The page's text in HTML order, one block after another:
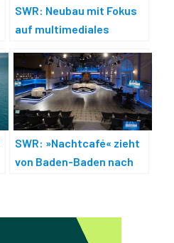
SWR: Neubau mit Fokus
auf multimediales
SWR: »Nachtcafé« zieht
von Baden-Baden nach